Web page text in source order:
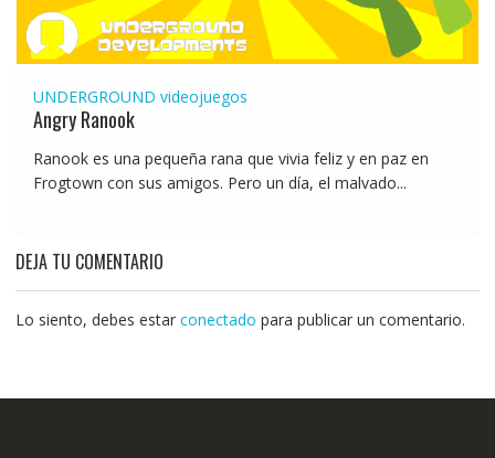
UNDERGROUND videojuegos
Angry Ranook
Ranook es una pequeña rana que vivia feliz y en paz en
Frogtown con sus amigos. Pero un día, el malvado...
DEJA TU COMENTARIO
Lo siento, debes estar conectado para publicar un comentario.